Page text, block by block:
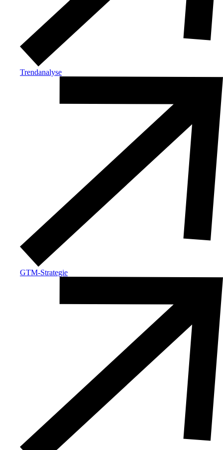
Trendanalyse
GTM-Strategie